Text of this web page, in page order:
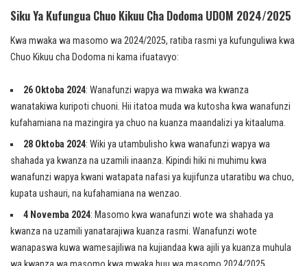
Siku Ya Kufungua Chuo Kikuu Cha Dodoma UDOM 2024/2025
Kwa mwaka wa masomo wa 2024/2025, ratiba rasmi ya kufunguliwa kwa
Chuo Kikuu cha Dodoma ni kama ifuatavyo:
26 Oktoba 2024: Wanafunzi wapya wa mwaka wa kwanza
wanatakiwa kuripoti chuoni. Hii itatoa muda wa kutosha kwa wanafunzi
kufahamiana na mazingira ya chuo na kuanza maandalizi ya kitaaluma.
28 Oktoba 2024: Wiki ya utambulisho kwa wanafunzi wapya wa
shahada ya kwanza na uzamili inaanza. Kipindi hiki ni muhimu kwa
wanafunzi wapya kwani watapata nafasi ya kujifunza utaratibu wa chuo,
kupata ushauri, na kufahamiana na wenzao.
4 Novemba 2024: Masomo kwa wanafunzi wote wa shahada ya
kwanza na uzamili yanatarajiwa kuanza rasmi. Wanafunzi wote
wanapaswa kuwa wamesajiliwa na kujiandaa kwa ajili ya kuanza muhula